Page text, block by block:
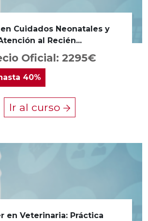
Cuidados Neonatales y
al Recién...
Oficial: 2295€
40%
Ir al curso
en Veterinaria: Práctica